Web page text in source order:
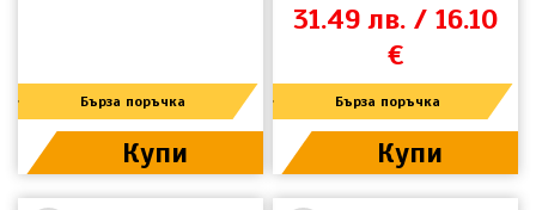
Бърза поръчка
Купи
31.49 лв. / 16.10
€
Бърза поръчка
Купи